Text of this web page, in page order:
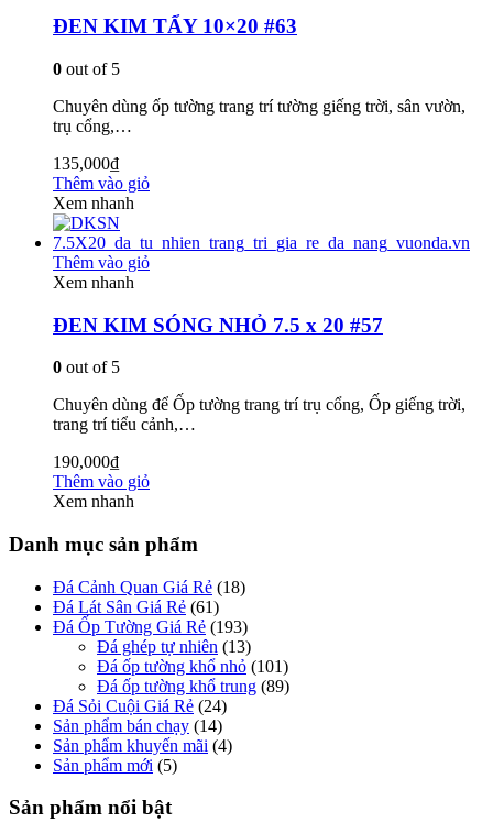
ĐEN KIM TẨY 10×20 #63
0 out of 5
Chuyên dùng ốp tường trang trí tường giếng trời, sân vườn,
trụ cổng,…
135,000₫
Thêm vào giỏ
Xem nhanh
Thêm vào giỏ
Xem nhanh
ĐEN KIM SÓNG NHỎ 7.5 x 20 #57
0 out of 5
Chuyên dùng để Ốp tường trang trí trụ cổng, Ốp giếng trời,
trang trí tiểu cảnh,…
190,000₫
Thêm vào giỏ
Xem nhanh
Danh mục sản phẩm
Đá Cảnh Quan Giá Rẻ (18)
Đá Lát Sân Giá Rẻ (61)
Đá Ốp Tường Giá Rẻ (193)
Đá ghép tự nhiên (13)
Đá ốp tường khổ nhỏ (101)
Đá ốp tường khổ trung (89)
Đá Sỏi Cuội Giá Rẻ (24)
Sản phẩm bán chạy (14)
Sản phẩm khuyến mãi (4)
Sản phẩm mới (5)
Sản phẩm nổi bật